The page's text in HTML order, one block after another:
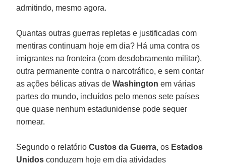
admitindo, mesmo agora.
Quantas outras guerras repletas e justificadas com
mentiras continuam hoje em dia? Há uma contra os
imigrantes na fronteira (com desdobramento militar),
outra permanente contra o narcotráfico, e sem contar
as ações bélicas ativas deWashington em várias
partes do mundo, incluídos pelo menos sete países
que quase nenhum estadunidense pode sequer
nomear.
Segundo o relatórioCustos da Guerra, os Estados
Unidos conduzem hoje em dia atividades